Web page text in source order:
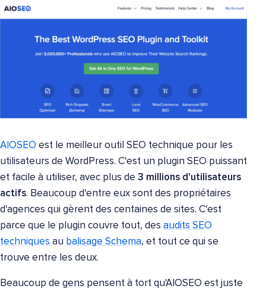
AIOSEO est le meilleur outil SEO technique pour les
utilisateurs de WordPress. C'est un plugin SEO puissant
et facile à utiliser, avec plus de 3 millions d'utilisateurs
actifs. Beaucoup d'entre eux sont des propriétaires
d'agences qui gèrent des centaines de sites. C'est
parce que le plugin couvre tout, des audits SEO
techniques au balisage Schema, et tout ce qui se
trouve entre les deux.
Beaucoup de gens pensent à tort qu'AIOSEO est juste